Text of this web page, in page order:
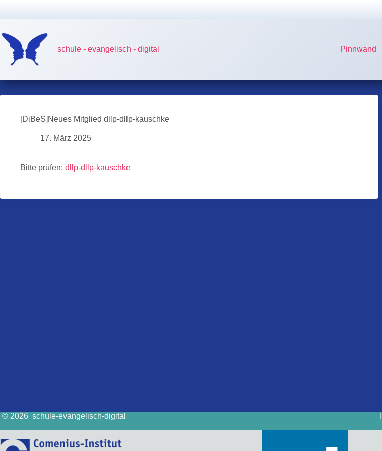
schule - evangelisch - digital Pinnwand
[DiBeS]Neues Mitglied dllp-dllp-kauschke
17. März 2025
Bitte prüfen: dllp-dllp-kauschke
© 2026 schule-evangelisch-digital